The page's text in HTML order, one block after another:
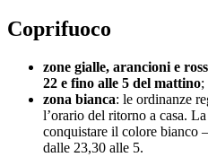
Coprifuoco
zone gialle, arancioni e
22 e fino alle 5 del mattino;
zona bianca: le ordinanze
l’orario del ritorno a casa.
conquistare il colore bianco
dalle 23,30 alle 5.